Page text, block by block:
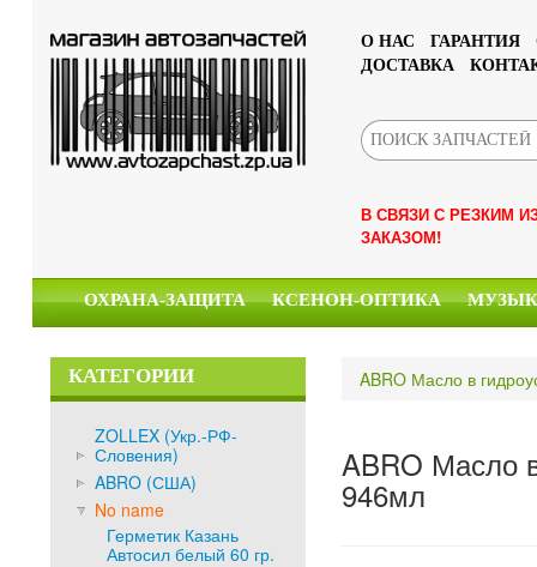
О НАС ГАРАНТИЯ
ДОСТАВКА
В СВЯЗИ С РЕЗКИМ
ЗАКАЗОМ!
ОХРАНА-ЗАЩИТА КСЕНОН-ОПТИКА
КАТЕГОРИИ
ZOLLEX (Укр.-РФ-
Словения)
ABRO (США)
No name
Герметик Казань
Автосил белый 60 гр.
ABRO Масло в
ABRO Масло
946мл